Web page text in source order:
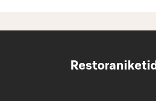
Restoraniketid